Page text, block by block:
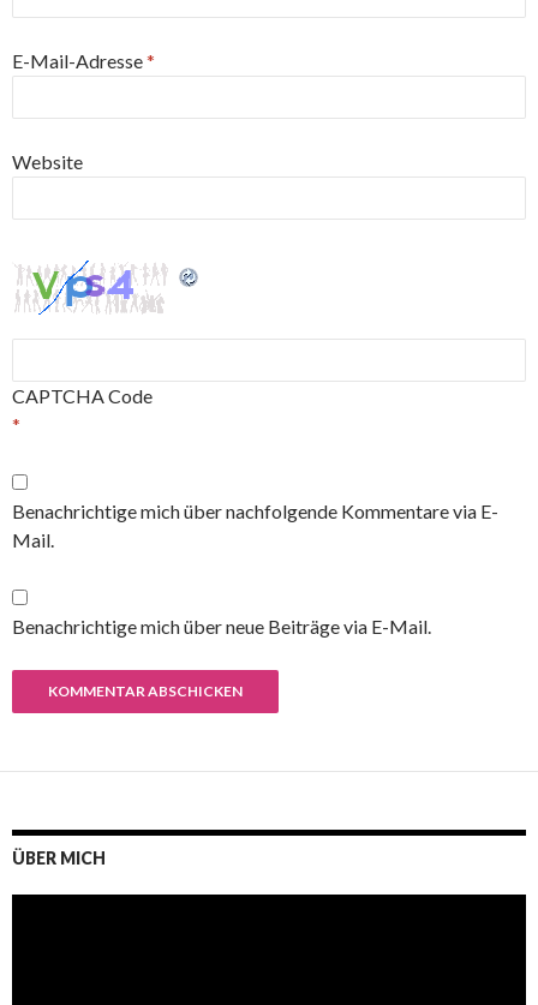
E-Mail-Adresse*
Website
CAPTCHA Code
*
Benachrichtige mich über nachfolgende Kommentare via E-
Mail.
Benachrichtige mich über neue Beiträge via E-Mail.
ÜBER MICH